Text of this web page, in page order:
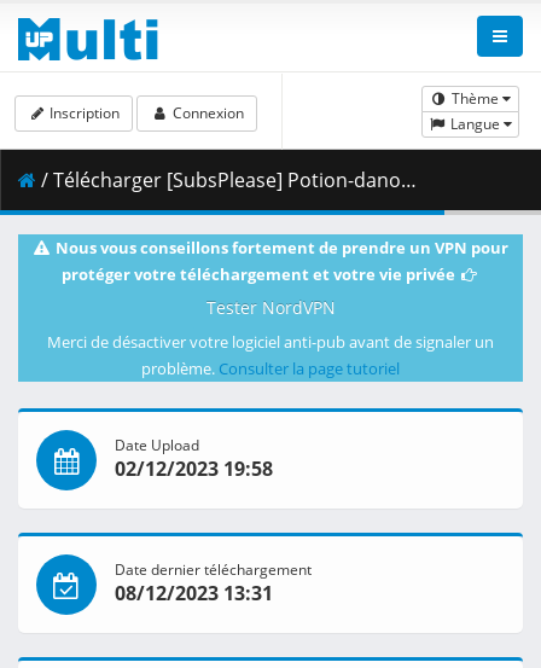
Thème
Langue
Inscription Connexion
/ Télécharger [SubsPlease] Potion-danomi de Ikinobimasu_ - 09 (1080p) [B374EA9F].mkv.001 ( 460.08 MB )
Nous vous conseillons fortement de prendre un VPN pour
protéger votre téléchargement et votre vie privée
Tester NordVPN
Merci de désactiver votre logiciel anti-pub avant de signaler un
problème. Consulter la page tutoriel
Date Upload
02/12/2023 19:58
Date dernier téléchargement
08/12/2023 13:31